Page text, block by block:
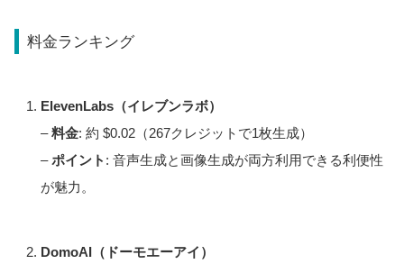
料金ランキング
ElevenLabs（イレブンラボ）
–料金: 約 $0.02（267クレジットで1枚生成）
–ポイント : 音声生成と画像生成が両方利用できる利便性
が魅力。
DomoAI（ドーモエーアイ）